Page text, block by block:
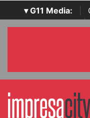
▾ G11 Media:
SecurityOpenLab |